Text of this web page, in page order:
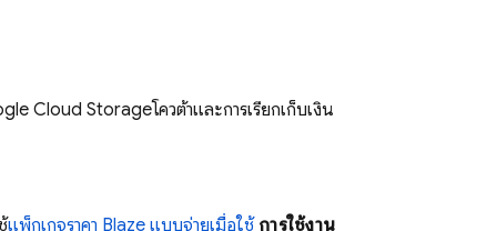
Cloud Storageโควต้าและการเรียกเก็บเงิน
แพ็กเกจราคา Blaze แบบจ่ายเมื่อใช้ การใช้งาน